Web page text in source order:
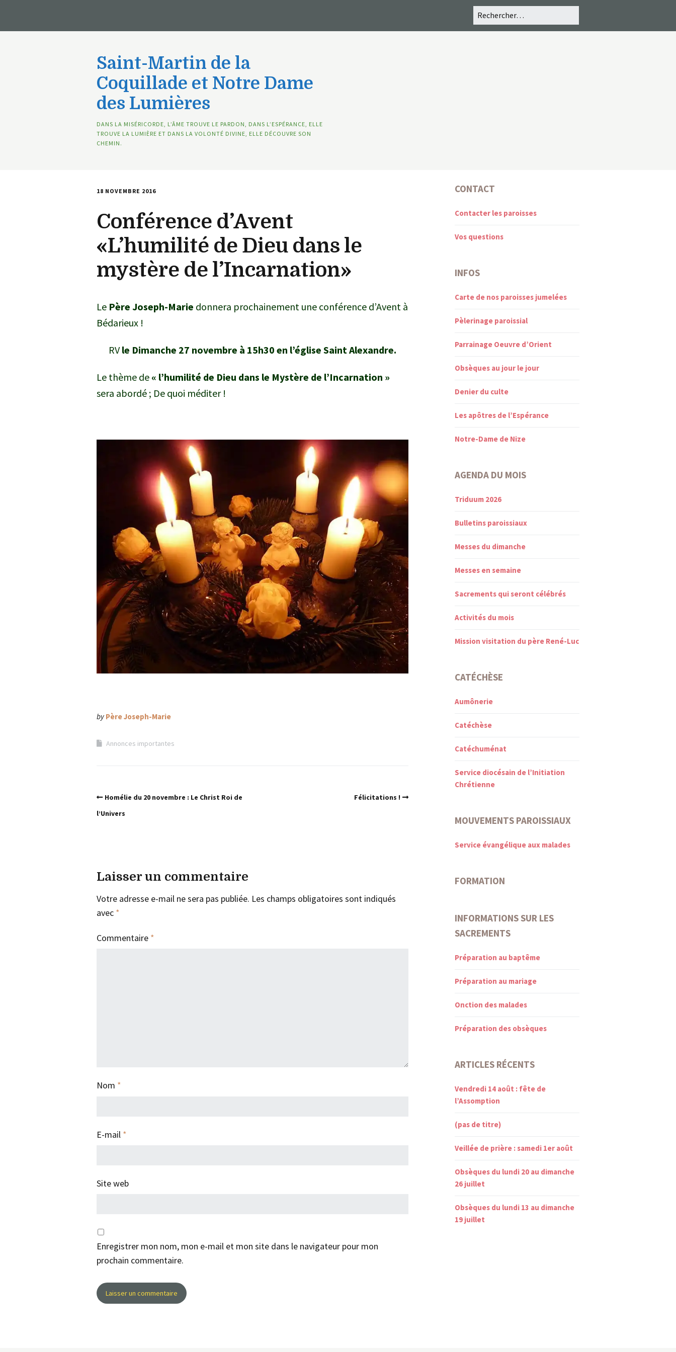
Saint-Martin de la
Coquillade et Notre Dame
des Lumières
DANS LA MISÉRICORDE, L’ÂME TROUVE LE PARDON, DANS L’ESPÉRANCE, ELLE
TROUVE LA LUMIÈRE ET DANS LA VOLONTÉ DIVINE, ELLE DÉCOUVRE SON
CHEMIN.
18 NOVEMBRE 2016
Conférence d’Avent
«L’humilité de Dieu dans le
mystère de l’Incarnation»
Le Père Joseph-Marie donnera prochainement une conférence d’Avent à
Bédarieux !
RVle Dimanche 27 novembre à 15h30 en l’église Saint Alexandre.
Le thème de « l’humilité de Dieu dans le Mystère de l’Incarnation »
sera abordé ; De quoi méditer !
by Père Joseph-Marie
Annonces importantes
Homélie du 20 novembre : Le Christ Roi de
l’Univers
Félicitations !
Laisser un commentaire
Votre adresse e-mail ne sera pas publiée. Les champs obligatoires sont indiqués
avec *
Commentaire *
Nom *
E-mail *
Site web
Enregistrer mon nom, mon e-mail et mon site dans le navigateur pour mon
prochain commentaire.
CONTACT
Contacter les paroisses
Vos questions
INFOS
Carte de nos paroisses jumelées
Pèlerinage paroissial
Parrainage Oeuvre d’Orient
Obsèques au jour le jour
Denier du culte
Les apôtres de l’Espérance
Notre-Dame de Nize
AGENDA DU MOIS
Triduum 2026
Bulletins paroissiaux
Messes du dimanche
Messes en semaine
Sacrements qui seront célébrés
Activités du mois
Mission visitation du père René-Luc
CATÉCHÈSE
Aumônerie
Catéchèse
Catéchuménat
Service diocésain de l’Initiation
Chrétienne
MOUVEMENTS PAROISSIAUX
Service évangélique aux malades
FORMATION
INFORMATIONS SUR LES
SACREMENTS
Préparation au baptême
Préparation au mariage
Onction des malades
Préparation des obsèques
ARTICLES RÉCENTS
Vendredi 14 août : fête de
l’Assomption
(pas de titre)
Veillée de prière : samedi 1er août
Obsèques du lundi 20 au dimanche
26 juillet
Obsèques du lundi 13 au dimanche
19 juillet